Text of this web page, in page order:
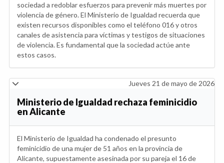
sociedad a redoblar esfuerzos para prevenir más muertes por
violencia de género. El Ministerio de Igualdad recuerda que
existen recursos disponibles como el teléfono 016 y otros
canales de asistencia para víctimas y testigos de situaciones
de violencia. Es fundamental que la sociedad actúe ante
estos casos.
Jueves 21 de mayo de 2026
Ministerio de Igualdad rechaza feminicidio
en Alicante
El Ministerio de Igualdad ha condenado el presunto
feminicidio de una mujer de 51 años en la provincia de
Alicante, supuestamente asesinada por su pareja el 16 de